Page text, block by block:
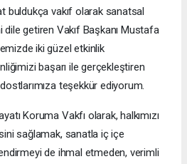
buldukça vakıf olarak sanatsal
getiren Vakıf Başkanı Mustafa
iki güzel etkinlik
başarı ile gerçekleştiren
teşekkür ediyorum.
Koruma Vakfı olarak, halkımızı
sağlamak, sanatla iç içe
de ihmal etmeden, verimli